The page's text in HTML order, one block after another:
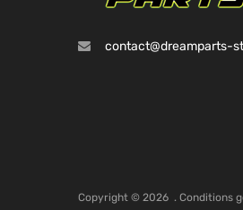
contact@dreamparts-
Copyright © 2026 . Conditions